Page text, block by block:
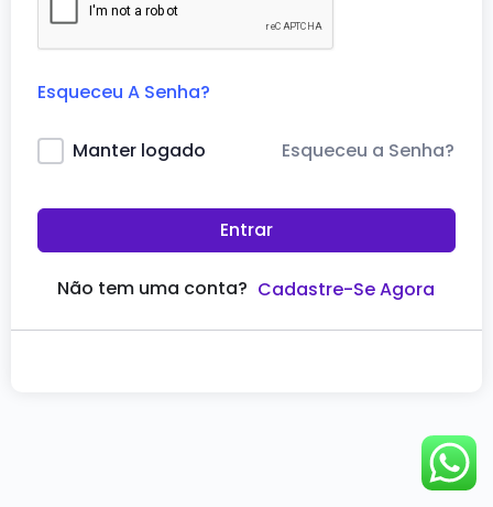
Esqueceu A Senha?
Manter logado Esqueceu a Senha?
Entrar
Não tem uma conta? Cadastre-Se Agora